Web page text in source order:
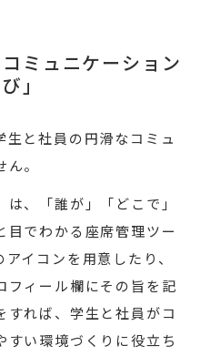
ミュニケーション
」
生と社員の円滑なコミュ
。
、「誰が」「どこで」
目でわかる座席管理ツー
イコンを用意したり、
フィール欄にその旨を記
すれば、学生と社員がコ
すい環境づくりに役立ち